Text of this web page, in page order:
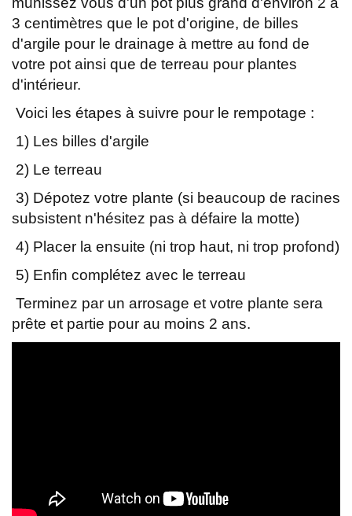
3 centimètres que le pot d'origine, de billes
d'argile pour le drainage à mettre au fond de
votre pot ainsi que de terreau pour plantes
d'intérieur.
Voici les étapes à suivre pour le rempotage :
1) Les billes d'argile
2) Le terreau
3) Dépotez votre plante (si beaucoup de racines
subsistent n'hésitez pas à défaire la motte)
4) Placer la ensuite (ni trop haut, ni trop profond)
5) Enfin complétez avec le terreau
Terminez par un arrosage et votre plante sera
prête et partie pour au moins 2 ans.